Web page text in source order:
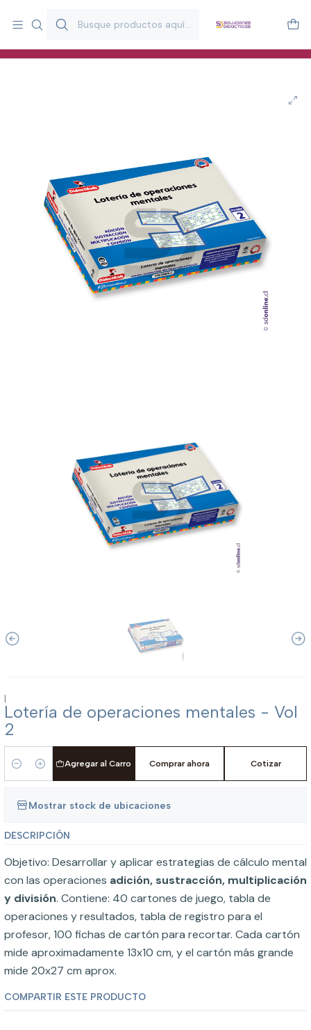
y estimulación infantil en Chile.
Especialistas en recursos educativos para aulas, terapeutas y
|
Lotería de operaciones mentales - Vol
2
Cantidad
Agregar al Carro Comprar ahora Cotizar
Mostrar stock de ubicaciones
DESCRIPCIÓN
Objetivo: Desarrollar y aplicar estrategias de cálculo mental
con las operaciones adición, sustracción, multiplicación
y división. Contiene: 40 cartones de juego, tabla de
operaciones y resultados, tabla de registro para el
profesor, 100 fichas de cartón para recortar. Cada cartón
mide aproximadamente 13x10 cm, y el cartón más grande
mide 20x27 cm aprox.
COMPARTIR ESTE PRODUCTO